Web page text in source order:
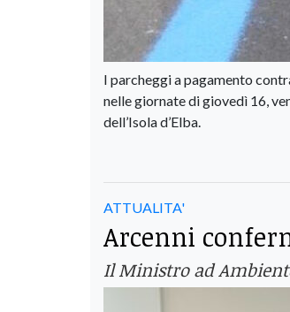
I parcheggi a pagamento
nelle giornate di giovedì 16,
dell’Isola d’Elba.
ATTUALITA'
Arcenni
Il Ministro ad